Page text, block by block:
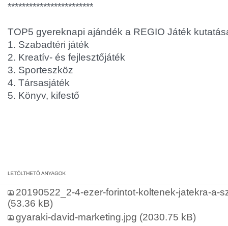
************************
TOP5 gyereknapi ajándék a REGIO Játék
1. Szabadtéri játék
2. Kreatív- és fejlesztőjáték
3. Sporteszköz
4. Társasjáték
5. Könyv, kifestő
20190522_2-4-ezer-forintot-koltenek-jatekra-a-
(53.36 kB)
gyaraki-david-marketing.jpg (2030.75 kB)